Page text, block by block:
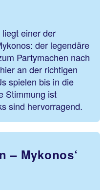
einer der
der legendäre
Partymachen nach
an der richtigen
spielen bis in die
Stimmung ist
sind hervorragend.
– Mykonos‘